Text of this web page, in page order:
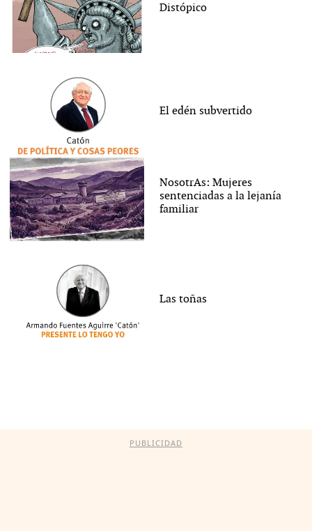
Distópico
El edén subvertido
NosotrAs: Mujeres
sentenciadas a la lejanía
familiar
Las toñas
PUBLICIDAD